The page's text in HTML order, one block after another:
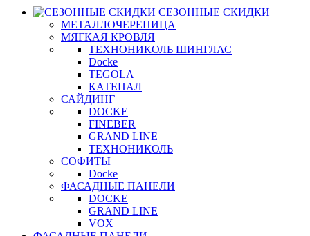
СЕЗОННЫЕ СКИДКИ
МЕТАЛЛОЧЕРЕПИЦА
МЯГКАЯ КРОВЛЯ
ТЕХНОНИКОЛЬ ШИНГЛАС
Docke
TEGOLA
КАТЕПАЛ
САЙДИНГ
DOCKE
FINEBER
GRAND LINE
ТЕХНОНИКОЛЬ
СОФИТЫ
Docke
ФАСАДНЫЕ ПАНЕЛИ
DOCKE
GRAND LINE
VOX